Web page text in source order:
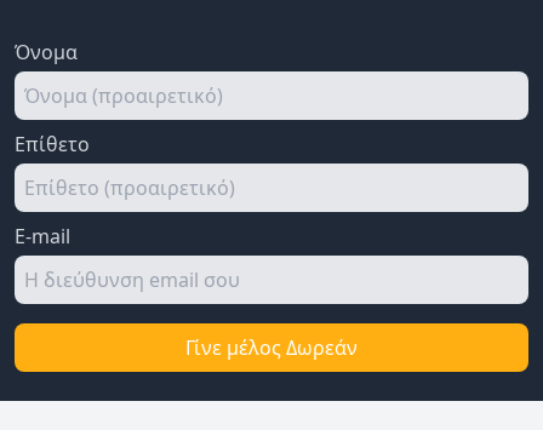
Όνομα
Επίθετο
E-mail
Γίνε μέλος Δωρεάν